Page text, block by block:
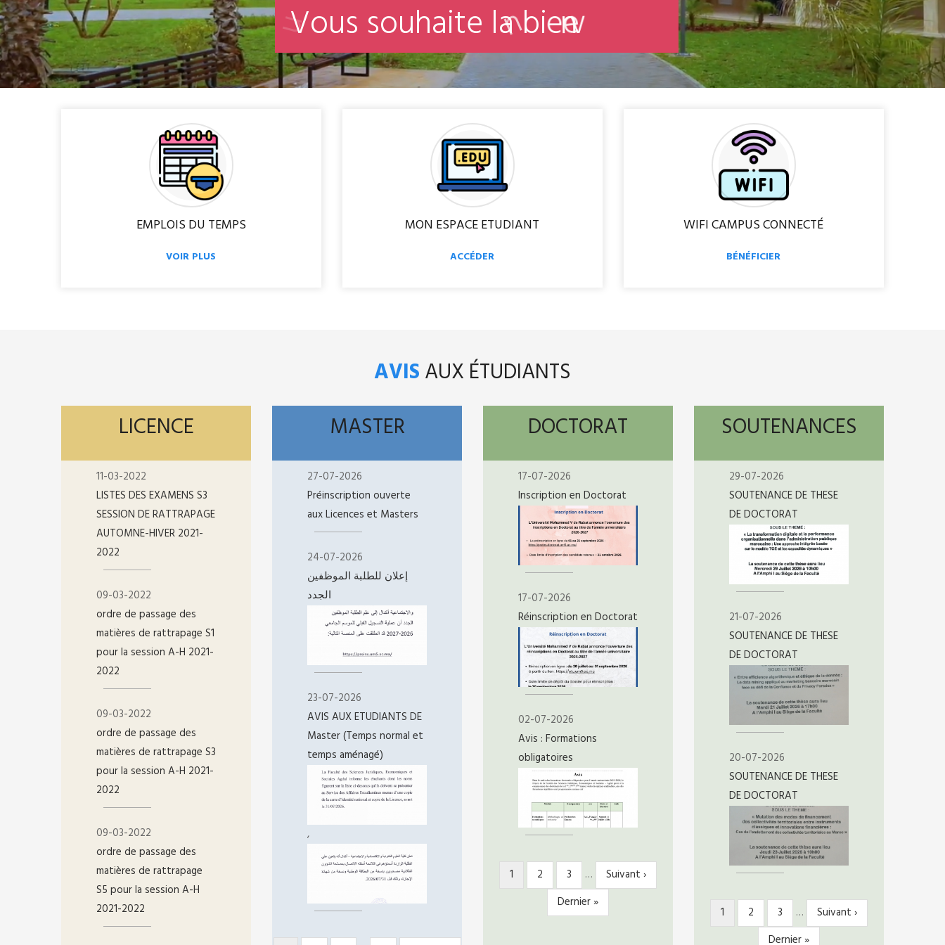
Vous souhaite labienv
EMPLOIS DU TEMPS
VOIR PLUS
MON ESPACE ETUDIANT
ACCÉDER
WIFI CAMPUS CONNECTÉ
BÉNÉFICIER
AVISAUX ÉTUDIANTS
LICENCE
11-03-2022
LISTES DES EXAMENS S3
SESSION DE RATTRAPAGE
AUTOMNE-HIVER 2021-
2022
09-03-2022
ordre de passage des
matières de rattrapage S1
pour la session A-H 2021-
2022
09-03-2022
ordre de passage des
matières de rattrapage S3
pour la session A-H 2021-
2022
09-03-2022
ordre de passage des
matières de rattrapage
S5 pour la session A-H
2021-2022
MASTER
27-07-2026
Préinscription ouverte
aux Licences et Masters
24-07-2026
إعلان للطلبة الموظفين
الجدد
23-07-2026
AVIS AUX ETUDIANTS DE
Master (Temps normal et
temps aménagé)
,
DOCTORAT
17-07-2026
Inscription en Doctorat
17-07-2026
Réinscription en Doctorat
02-07-2026
Avis : Formations
obligatoires
PAGINATION
Page
courante
1 Page
2 Page
3 …
Page
suivante
Suivant ›
Dernière
page
Dernier »
SOUTENANCES
29-07-2026
SOUTENANCE DE THESE
DE DOCTORAT
21-07-2026
SOUTENANCE DE THESE
DE DOCTORAT
20-07-2026
SOUTENANCE DE THESE
DE DOCTORAT
PAGINATION
Page
courante
1 Page
2 Page
3 …
Page
suivante
Suivant ›
Dernière
Dernier »